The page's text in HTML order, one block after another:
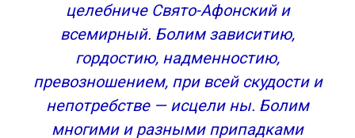
целебниче Свято-Афонский и
всемирный. Болим зависитию,
гордостию, надменностию,
превозношением, при всей скудости и
непотребстве — исцели ны. Болим
многими и разными припадками